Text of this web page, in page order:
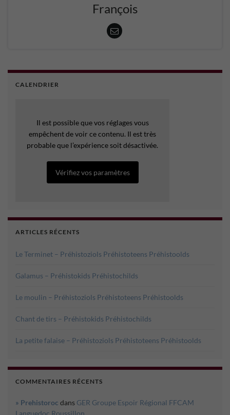
François
CALENDRIER
Il est possible que vos réglages vous
empêchent de voir ce contenu. Il est très
probable que l’expérience soit désactivée.
Vérifiez vos paramètres
ARTICLES RÉCENTS
Le Terminet – Préhistoziols Préhistoteens Préhistoolds
Galamus – Préhistokids Préhistochilds
Le moulin – Préhistoziols Préhistoteens Préhistoolds
Chant de tirs – Préhistokids Préhistochilds
La petite falaise – Préhistoziols Préhistoteens Préhistoolds
COMMENTAIRES RÉCENTS
» Prehistoroc dans GER Groupe Espoir Régional FFCAM
Languedoc Roussillon